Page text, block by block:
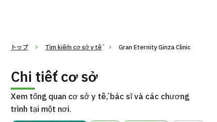
thẩm mỹ
トップ Tìm kiếm cơ sở y tế Gran Eternity Ginza Clinic
Chi tiết cơ sở
Xem tổng quan cơ sở y tế, bác sĩ và các chương
trình tại một nơi.